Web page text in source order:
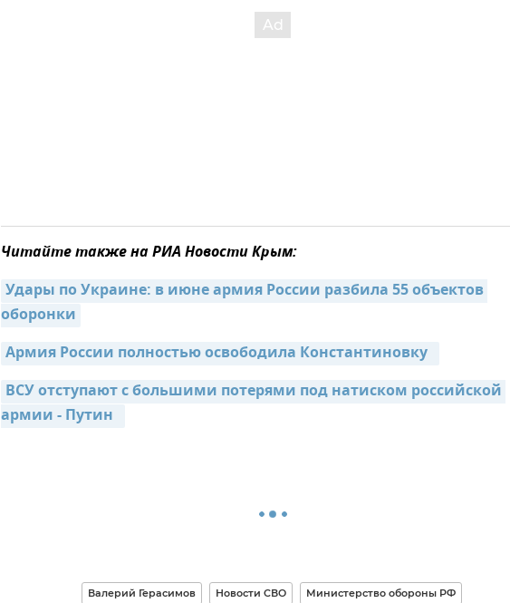
Читайте также на РИА Новости Крым:
Удары по Украине: в июне армия России разбила 55 объектов
оборонки
Армия России полностью освободила Константиновку
ВСУ отступают с большими потерями под натиском российской
армии - Путин
Валерий Герасимов Новости СВО Министерство обороны РФ